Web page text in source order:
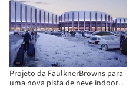
Projeto da FaulknerBrowns para
uma nova pista de neve indoor é